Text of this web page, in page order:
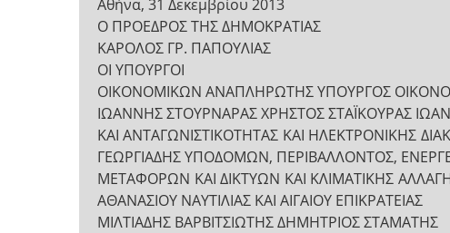
Αθήνα, 31 Δεκεμβρίου 2013
Ο ΠΡΟΕΔΡΟΣ ΤΗΣ ΔΗΜΟΚΡΑΤΙΑΣ
ΚΑΡΟΛΟΣ ΓΡ. ΠΑΠΟΥΛΙΑΣ
ΟΙ ΥΠΟΥΡΓΟΙ
ΟΙΚΟΝΟΜΙΚΩΝ ΑΝΑΠΛΗΡΩΤΗΣ ΥΠΟΥΡΓΟΣ
ΙΩΑΝΝΗΣ ΣΤΟΥΡΝΑΡΑΣ ΧΡΗΣΤΟΣ ΣΤΑΪΚΟΥΡΑΣ
ΚΑΙ ΑΝΤΑΓΩΝΙΣΤΙΚΟΤΗΤΑΣ ΚΑΙ ΗΛΕΚΤΡΟΝΙΚΗΣ
ΓΕΩΡΓΙΑΔΗΣ ΥΠΟΔΟΜΩΝ, ΠΕΡΙΒΑΛΛΟΝΤΟΣ,
ΜΕΤΑΦΟΡΩΝ ΚΑΙ ΔΙΚΤΥΩΝ ΚΑΙ ΚΛΙΜΑΤΙΚΗΣ
ΑΘΑΝΑΣΙΟΥ ΝΑΥΤΙΛΙΑΣ ΚΑΙ ΑΙΓΑΙΟΥ ΕΠΙΚΡΑΤΕΙΑΣ
ΜΙΛΤΙΑΔΗΣ ΒΑΡΒΙΤΣΙΩΤΗΣ ΔΗΜΗΤΡΙΟΣ ΣΤΑΜΑΤΗΣ